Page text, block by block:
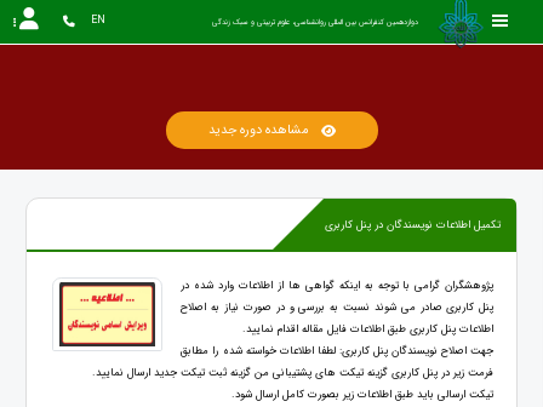
دوازدهمین کنفرانس بین المللی روانشناسی، علوم تربیتی و سبک زندگی EN
مشاهده دوره جدید
تکمیل اطلاعات نویسندگان در پنل کاربری
پژوهشگران گرامی با توجه به اینکه گواهی ها از اطلاعات وارد شده در
پنل کاربری صادر می شوند نسبت به بررسی و در صورت نیاز به اصلاح
اطلاعات پنل کاربری طبق اطلاعات فایل مقاله اقدام نمایید.
جهت اصلاح نویسندگان پنل کاربری: لطفا اطلاعات خواسته شده را مطابق
فرمت زیر در پنل کاربری گزینه تیکت های پشتیبانی من گزینه ثبت تیکت جدید ارسال نمایید.
تیکت ارسالی باید طبق اطلاعات زیر بصورت کامل ارسال شود.